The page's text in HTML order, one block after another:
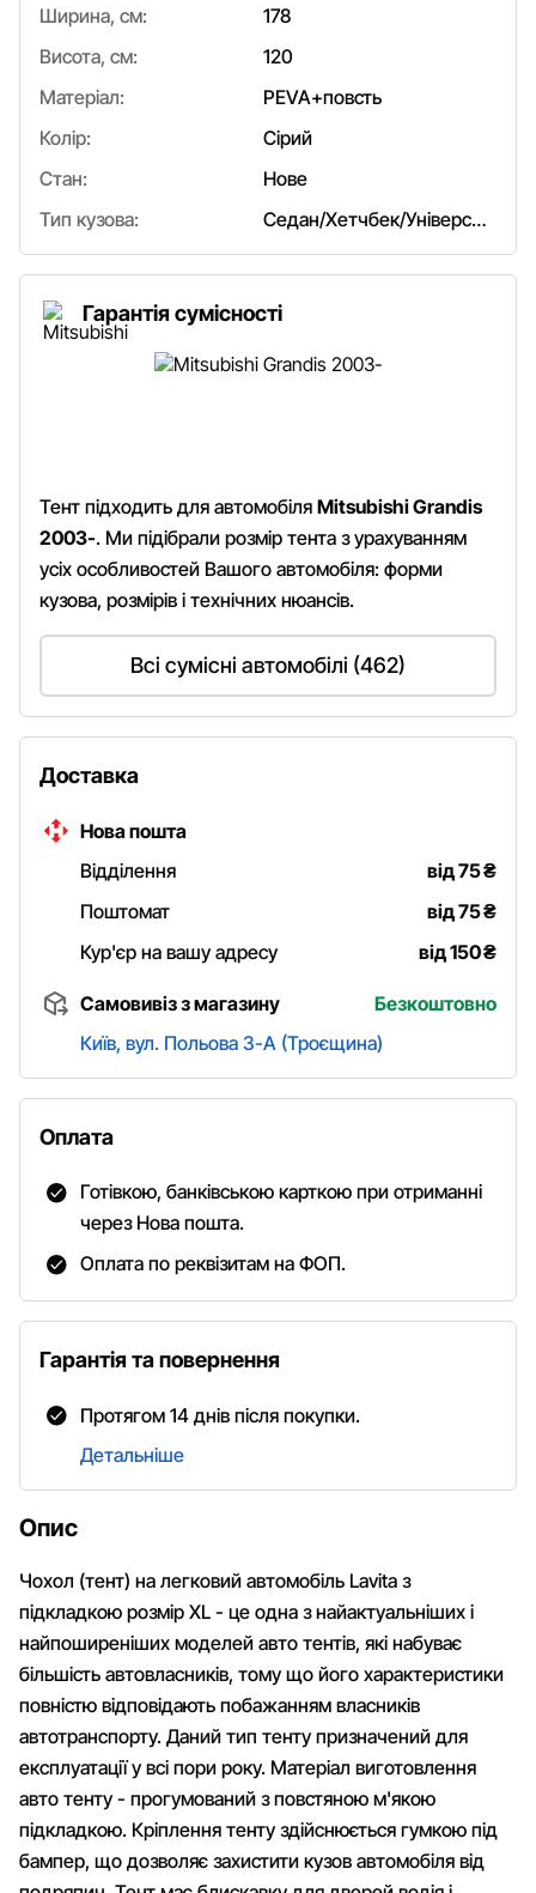
Опис
Чохол (тент) на легковий автомобіль Lavita з
підкладкою розмір XL - це одна з найактуальніших і
найпоширеніших моделей авто тентів, які набуває
більшість автовласників, тому що його характеристики
повністю відповідають побажанням власників
автотранспорту. Даний тип тенту призначений для
експлуатації у всі пори року. Матеріал виготовлення
авто тенту - прогумований з повстяною м'якою
підкладкою. Кріплення тенту здійснюється гумкою під
бампер, що дозволяє захистити кузов автомобіля від
Ширина, см:
178
Висота, см:
120
Матеріал:
PEVA+повсть
Колір:
Сірий
Стан:
Нове
Тип кузова:
Седан/Хетчбек/Універсал
Гарантія сумісності
Тент підходить для автомобіля Mitsubishi Grandis
2003-. Ми підібрали розмір тента з урахуванням
усіх особливостей Вашого автомобіля: форми
кузова, розмірів і технічних нюансів.
Всі сумісні автомобілі (462)
Доставка
Нова пошта
Відділення
від 75₴
Поштомат
від 75₴
Кур'єр на вашу адресу
від 150₴
Самовивіз з магазину
Безкоштовно
Київ, вул. Польова 3-А (Троєщина)
Оплата
Готівкою, банківською карткою при отриманні
через Нова пошта.
Оплата по реквізитам на ФОП.
Гарантія та повернення
Протягом 14 днів після покупки.
Детальніше